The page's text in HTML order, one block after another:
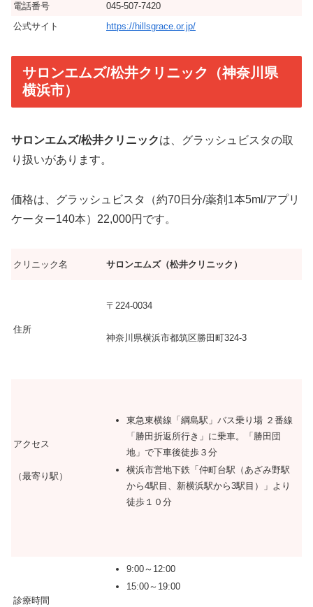
電話番号
045-507-7420
公式サイト
https://hillsgrace.or.jp/
サロンエムズ/松井クリニック（神奈川県
横浜市）
サロンエムズ/松井クリニックは、グラッシュビスタの取
り扱いがあります。
価格は、グラッシュビスタ（約70日分/薬剤1本5ml/アプリ
ケーター140本）22,000円です。
クリニック名 サロンエムズ（松井クリニック）
住所
〒224-0034
神奈川県横浜市都筑区勝田町324-3
アクセス
（最寄り駅）
東急東横線「綱島駅」バス乗り場 ２番線
「勝田折返所行き」に乗車。「勝田団
地」で下車後徒歩３分
横浜市営地下鉄「仲町台駅（あざみ野駅
から4駅目、新横浜駅から3駅目）」より
徒歩１０分
診療時間
9:00～12:00
15:00～19:00